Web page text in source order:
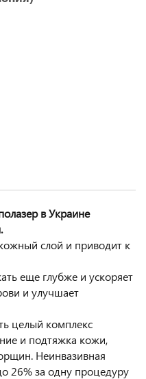
в Украине
слой и приводит к
еще глубже и ускоряет
и улучшает
целый комплекс
и подтяжка кожи,
Неинвазивная
26% за одну процедуру